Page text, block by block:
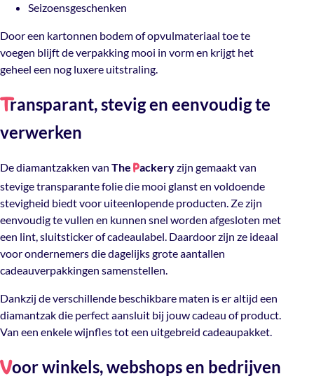
Seizoensgeschenken
Door een kartonnen bodem of opvulmateriaal toe te
voegen blijft de verpakking mooi in vorm en krijgt het
geheel een nog luxere uitstraling.
Transparant, stevig en eenvoudig te
verwerken
De diamantzakken van The Packeryzijn gemaakt van
stevige transparante folie die mooi glanst en voldoende
stevigheid biedt voor uiteenlopende producten. Ze zijn
eenvoudig te vullen en kunnen snel worden afgesloten met
een lint, sluitsticker of cadeaulabel. Daardoor zijn ze ideaal
voor ondernemers die dagelijks grote aantallen
cadeauverpakkingen samenstellen.
Dankzij de verschillende beschikbare maten is er altijd een
diamantzak die perfect aansluit bij jouw cadeau of product.
Van een enkele wijnfles tot een uitgebreid cadeaupakket.
Voor winkels, webshops en bedrijven